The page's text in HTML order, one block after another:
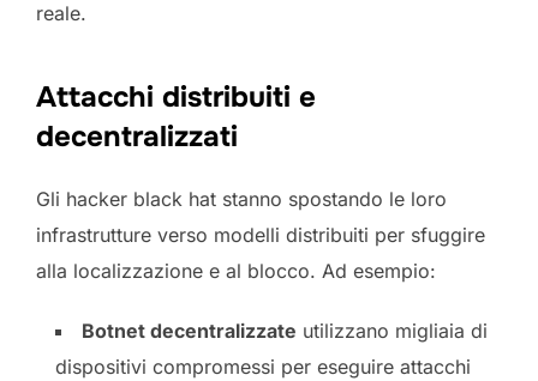
reale.
Attacchi distribuiti e
decentralizzati
Gli hacker black hat stanno spostando le loro
infrastrutture verso modelli distribuiti per sfuggire
alla localizzazione e al blocco. Ad esempio:
Botnet decentralizzate utilizzano migliaia di
dispositivi compromessi per eseguire attacchi